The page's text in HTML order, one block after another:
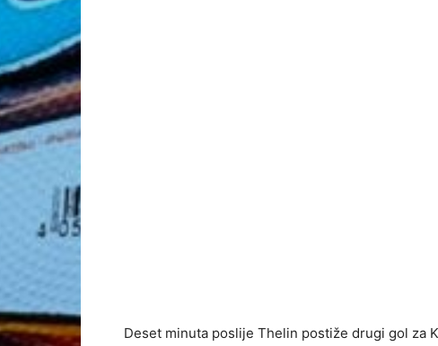
Deset minuta poslije Thelin postiže drugi gol za